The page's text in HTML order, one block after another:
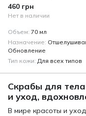
460 грн
Нет в наличии
Объем 70 мл
Назначение
Обновление
Тип кожи Для всех типов
Скрабы для
и уход,
В мире красоты и